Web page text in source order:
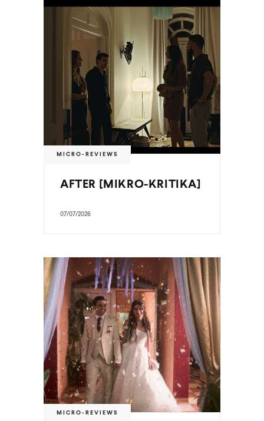
MICRO-REVIEWS
AFTER [MIKRO-KRITIKA]
07/07/2026
MICRO-REVIEWS